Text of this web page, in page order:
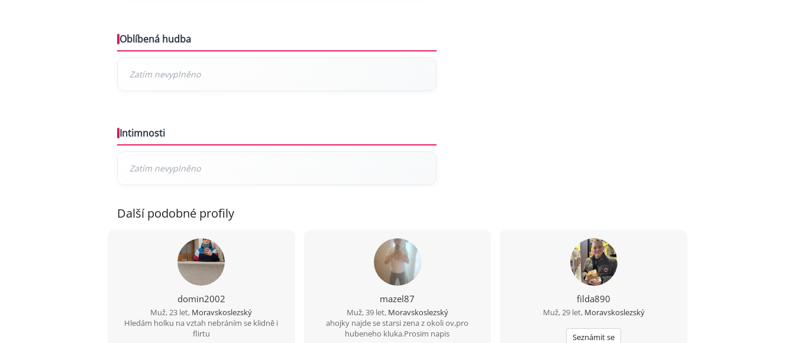
Oblíbená hudba
Intimnosti
Další podobné profily
domin2002
Muž, 23 let, Moravskoslezský
Hledám holku na vztah nebráním se klidně i
flirtu
mazel87
Muž, 39 let, Moravskoslezský
ahojky najde se starsi zena z okoli ov,pro
hubeneho kluka.Prosim napis
filda890
Muž, 29 let, Moravskoslezský
Seznámit se